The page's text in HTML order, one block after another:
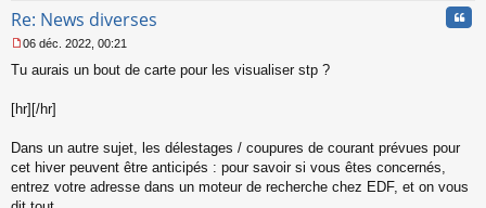
Re: News diverses
e
s
a
e
n
o
n
06 déc. 2022, 00:21
Tu aurais un bout de carte pour les visualiser stp ?
[hr][/hr]
Dans un autre sujet, les délestages / coupures de courant prévues pour
cet hiver peuvent être anticipés : pour savoir si vous êtes concernés,
entrez votre adresse dans un moteur de recherche chez EDF, et on vous